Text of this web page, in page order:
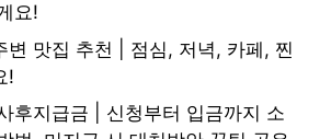
요!
변 맛집 추천 | 점심, 저녁, 카페, 찐
!
후지급금 | 신청부터 입금까지 소